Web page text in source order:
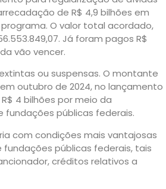
de R$ 4,9 bilhões em
O valor total acordado,
Já foram pagos R$
vão vencer.
ou suspensas. O montante
outubro de 2024, no lançamento
4 bilhões por meio da
fundações públicas federais.
com condições mais vantajosas
públicas federais, tais
créditos relativos a